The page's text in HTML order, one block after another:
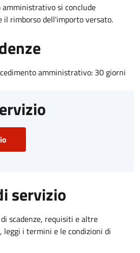
si conclude
rimborso dell'importo versato.
amministrativo: 30 giorni
servizio
scadenze, requisiti e altre
i termini e le condizioni di